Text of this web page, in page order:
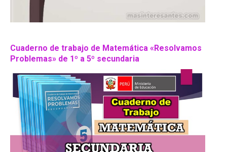
Cuaderno de trabajo de Matemática «Resolvamos
Problemas» de 1º a 5º secundaria